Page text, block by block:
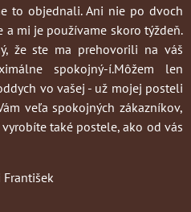
to objednali. Ani nie po dvoch
mi je používame skoro týždeň.
že ste ma prehovorili na váš
spokojný-í.Môžem len
vo vašej - už mojej posteli
veľa spokojných zákazníkov,
také postele, ako od vás
František